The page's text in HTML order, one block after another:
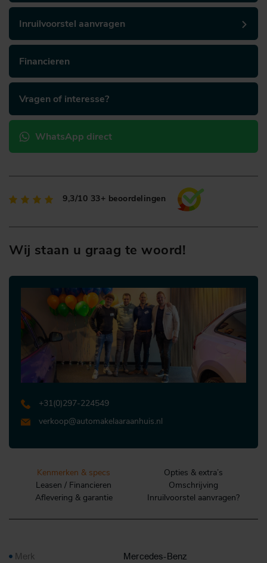
Inruilvoorstel aanvragen
Financieren
Vragen of interesse?
WhatsApp direct
9,3/10 33+ beoordelingen
Wij staan u graag te woord!
+31 (0)297-224549
verkoop@automakelaaraanhuis.nl
Kenmerken & specs
Opties & extra’s
Leasen / Financieren
Omschrijving
Aflevering & garantie
Inruilvoorstel aanvragen?
Merk
Mercedes-Benz